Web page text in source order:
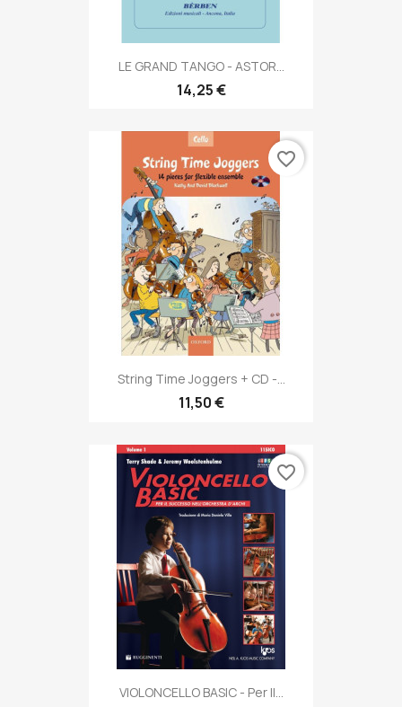
LE GRAND TANGO - ASTOR...
14,25 €
String Time Joggers + CD -...
11,50 €
favorite_border
VIOLONCELLO BASIC - Per Il...
favorite_border